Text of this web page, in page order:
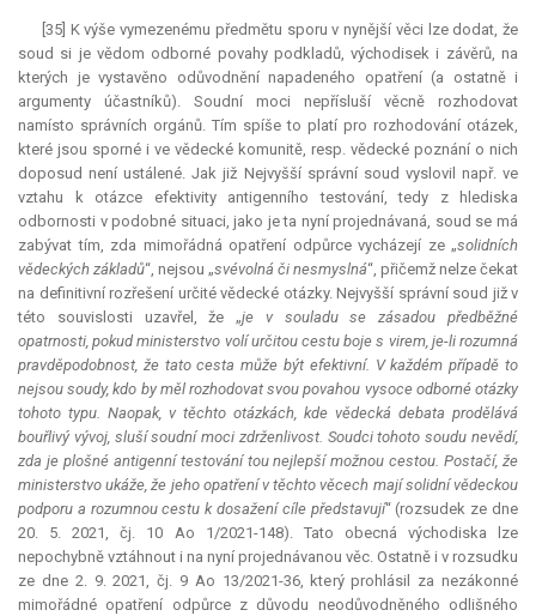
[35] K výše vymezenému předmětu sporu v nynější věci lze dodat, že
soud si je vědom odborné povahy podkladů, východisek i závěrů, na
kterých je vystavěno odůvodnění napadeného opatření (a ostatně i
argumenty účastníků). Soudní moci nepřísluší věcně rozhodovat
namísto správních orgánů. Tím spíše to platí pro rozhodování otázek,
které jsou sporné i ve vědecké komunitě, resp. vědecké poznání o nich
doposud není ustálené. Jak již Nejvyšší správní soud vyslovil např. ve
vztahu k otázce efektivity antigenního testování, tedy z hlediska
odbornosti v podobné situaci, jako je ta nyní projednávaná, soud se má
zabývat tím, zda mimořádná opatření odpůrce vycházejí ze „solidních
vědeckých základů“, nejsou „svévolná či nesmyslná“, přičemž nelze čekat
na definitivní rozřešení určité vědecké otázky. Nejvyšší správní soud již v
této souvislosti uzavřel, že „je v souladu se zásadou předběžné
opatrnosti, pokud ministerstvo volí určitou cestu boje s virem, je-li rozumná
pravděpodobnost, že tato cesta může být efektivní. V každém případě to
nejsou soudy, kdo by měl rozhodovat svou povahou vysoce odborné otázky
tohoto typu. Naopak, v těchto otázkách, kde vědecká debata prodělává
bouřlivý vývoj, sluší soudní moci zdrženlivost. Soudci tohoto soudu nevědí,
zda je plošné antigenní testování tou nejlepší možnou cestou. Postačí, že
ministerstvo ukáže, že jeho opatření v těchto věcech mají solidní vědeckou
podporu a rozumnou cestu k dosažení cíle představují“ (rozsudek ze dne
20. 5. 2021, čj. 10 Ao 1/2021-148). Tato obecná východiska lze
nepochybně vztáhnout i na nyní projednávanou věc. Ostatně i v rozsudku
ze dne 2. 9. 2021, čj. 9 Ao 13/2021-36, který prohlásil za nezákonné
mimořádné opatření odpůrce z důvodu neodůvodněného odlišného